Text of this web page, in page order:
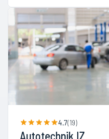
4.7(19)
Autotechnik IZ